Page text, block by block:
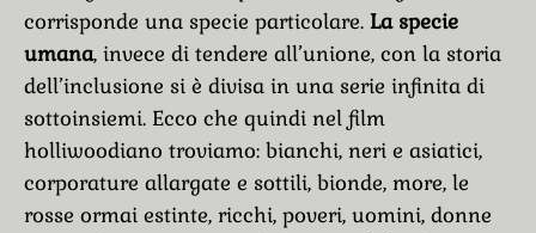
corrisponde una specie particolare. La specie
umana, invece di tendere all’unione, con la storia
dell’inclusione si è divisa in una serie infinita di
sottoinsiemi. Ecco che quindi nel film
holliwoodiano troviamo: bianchi, neri e asiatici,
corporature allargate e sottili, bionde, more, le
rosse ormai estinte, ricchi, poveri, uomini, donne